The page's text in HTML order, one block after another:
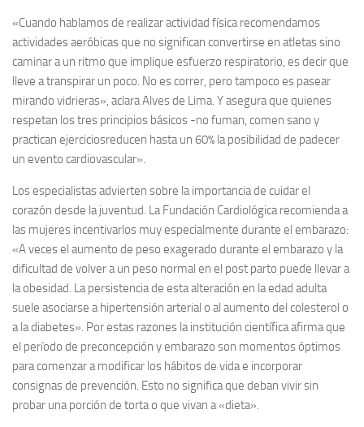
«Cuando hablamos de realizar actividad física recomendamos
actividades aeróbicas que no significan convertirse en atletas sino
caminar a un ritmo que implique esfuerzo respiratorio, es decir que
lleve a transpirar un poco. No es correr, pero tampoco es pasear
mirando vidrieras», aclara Alves de Lima. Y asegura que quienes
respetan los tres principios básicos -no fuman, comen sano y
practican ejerciciosreducen hasta un 60% la posibilidad de padecer
un evento cardiovascular».
Los especialistas advierten sobre la importancia de cuidar el
corazón desde la juventud. La Fundación Cardiológica recomienda a
las mujeres incentivarlos muy especialmente durante el embarazo:
«A veces el aumento de peso exagerado durante el embarazo y la
dificultad de volver a un peso normal en el post parto puede llevar a
la obesidad. La persistencia de esta alteración en la edad adulta
suele asociarse a hipertensión arterial o al aumento del colesterol o
a la diabetes». Por estas razones la institución científica afirma que
el período de preconcepción y embarazo son momentos óptimos
para comenzar a modificar los hábitos de vida e incorporar
consignas de prevención. Esto no significa que deban vivir sin
probar una porción de torta o que vivan a «dieta».